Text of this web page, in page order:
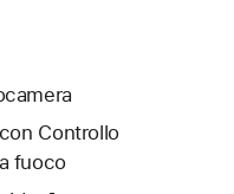
Controllo
fuoco